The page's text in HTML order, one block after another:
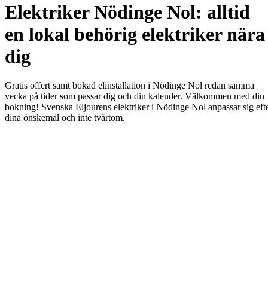
Elektriker Nödinge Nol: alltid
en lokal behörig elektriker nära
dig
Gratis offert samt bokad elinstallation i Nödinge Nol redan samma
vecka på tider som passar dig och din kalender. Välkommen med din
bokning! Svenska Eljourens elektriker i Nödinge Nol anpassar sig
dina önskemål och inte tvärtom.